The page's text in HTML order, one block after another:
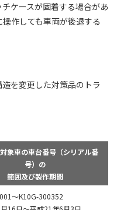
ケースが固着する場合があ
作しても車両が後退する
を変更した対策品のトラ
象車の車台番号（シリアル番
号）の
範囲及び製作期間
〜K10G-300352